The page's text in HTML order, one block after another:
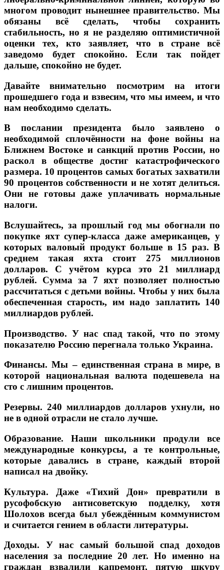
многом проводит нынешнее правительство. Мы
обязаны всё сделать, чтобы сохранить
стабильность, но я не разделяю оптимистичной
оценки тех, кто заявляет, что в стране всё
заведомо будет спокойно. Если так пойдет
дальше, спокойно не будет.
Давайте внимательно посмотрим на итоги
прошедшего года и взвесим, что мы имеем, и что
нам необходимо сделать.
В послании президента было заявлено о
необходимой сплочённости на фоне войны на
Ближнем Востоке и санкций против России, но
раскол в обществе достиг катастрофического
размера. 10 процентов самых богатых захватили
90 процентов собственности и не хотят делиться.
Они не готовы даже уплачивать нормальные
налоги.
Вслушайтесь, за прошлый год мы обогнали по
покупке яхт супер-класса даже американцев, у
которых валовый продукт больше в 15 раз. В
среднем такая яхта стоит 275 миллионов
долларов. С учётом курса это 21 миллиард
рублей. Сумма за 7 яхт позволяет полностью
рассчитаться с детьми войны. Чтобы у них была
обеспеченная старость, им надо заплатить 140
миллиардов рублей.
Производство. У нас спад такой, что по этому
показателю Россию перегнала только Украина.
Финансы. Мы – единственная страна в мире, в
которой национальная валюта подешевела на
сто с лишним процентов.
Резервы. 240 миллиардов долларов ухнули, но
не в одной отрасли не стало лучше.
Образование. Наши школьники продули все
международные конкурсы, а те контрольные,
которые давались в стране, каждый второй
написал на двойку.
Культура. Даже «Тихий Дон» превратили в
русофобскую антисоветскую подделку, хотя
Шолохов всегда был убеждённым коммунистом
и считается гением в области литературы.
Доходы. У нас самый большой спад доходов
населения за последние 20 лет. Но именно на
граждан взвалили капремонт, пятую шкуру